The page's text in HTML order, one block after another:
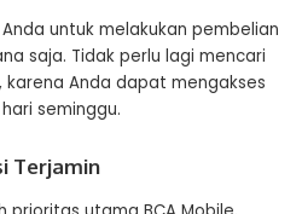
untuk melakukan pembelian
saja. Tidak perlu lagi mencari
karena Anda dapat mengakses
seminggu.
Terjamin